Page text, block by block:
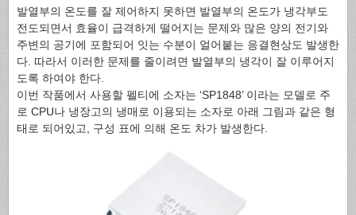
발열부의 온도를 잘 제어하지 못하면 발열부의 온도가 냉각부도
전도되면서 효율이 급격하게 떨어지는 문제와 많은 양의 전기와
주변의 공기에 포함되어 잇는 수분이 얼어붙는 응결현상도 발생한
다. 따라서 이러한 문제를 줄이려면 발열부의 냉각이 잘 이루어지
도록 하여야 한다.
이번 작품에서 사용할 펠티에 소자는 ‘SP1848’ 이라는 모델로 주
로 CPU나 냉장고의 냉매로 이용되는 소자로 아래 그림과 같은 형
태로 되어있고, 구성 표에 의해 온도 차가 발생한다.